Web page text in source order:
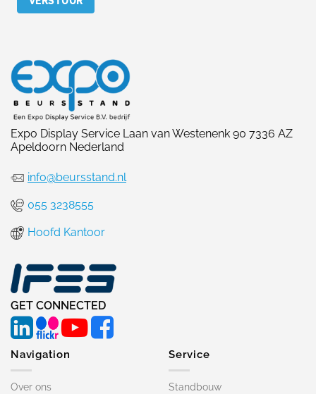
Expo Display Service Laan van Westenenk 90 7336 AZ
Apeldoorn Nederland
info@beursstand.nl
055 3238555
Hoofd Kantoor
GET CONNECTED
Navigation
Over ons
Service
Standbouw